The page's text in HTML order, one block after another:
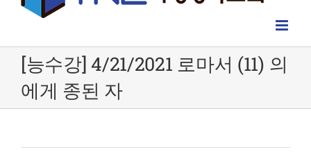
[능수강] 4/21/2021 로마서 (11) 의
에게 종된 자